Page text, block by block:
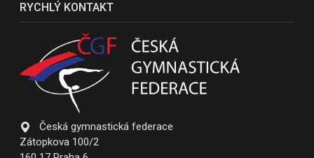
RYCHLÝ KONTAKT
Česká gymnastická federace
Zátopkova 100/2